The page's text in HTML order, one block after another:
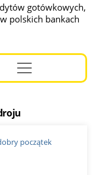
gotówkowych,
polskich bankach
aktualne
wybrać
do Twoich
od 1 do 10
początek